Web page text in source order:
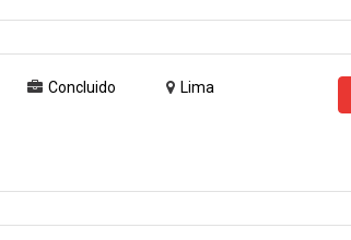
Concluido Lima